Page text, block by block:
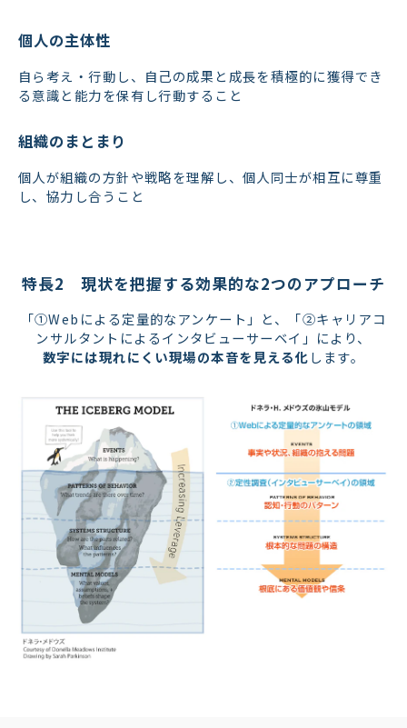
個人の主体性
自ら考え・行動し、自己の成果と成長を積極的に獲得でき
る意識と能力を保有し行動すること
組織のまとまり
個人が組織の方針や戦略を理解し、個人同士が相互に尊重
し、協力し合うこと
特長2　現状を把握する効果的な2つのアプローチ
「①Webによる定量的なアンケート」と、「②キャリアコ
ンサルタントによるインタビューサーベイ」により、
数字には現れにくい現場の本音を見える化します。